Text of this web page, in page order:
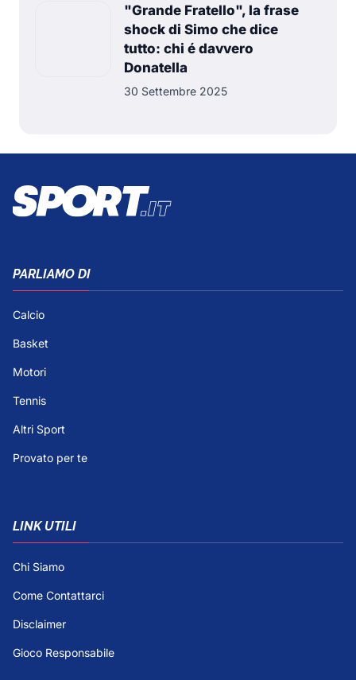
"Grande Fratello", la frase
shock di Simo che dice
tutto: chi é davvero
Donatella
30 Settembre 2025
PARLIAMO DI
Calcio
Basket
Motori
Tennis
Altri Sport
Provato per te
LINK UTILI
Chi Siamo
Come Contattarci
Disclaimer
Gioco Responsabile